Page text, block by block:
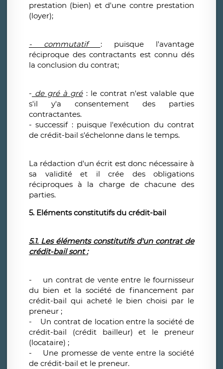
prestation (bien) et d'une contre prestation
(loyer);
- commutatif : puisque l'avantage
réciproque des contractants est connu dés
la conclusion du contrat;
- de gré à gré: le contrat n'est valable que
s'il y'a consentement des parties
contractantes.
- successif : puisque l'exécution du contrat
de crédit-bail s'échelonne dans le temps.
La rédaction d'un écrit est donc nécessaire à
sa validité et il crée des obligations
réciproques à la charge de chacune des
parties.
5. Eléments constitutifs du crédit-bail
5.1. Les éléments constitutifs d'un contrat de
crédit-bail sont :
- un contrat de vente entre le fournisseur
du bien et la société de financement par
crédit-bail qui acheté le bien choisi par le
preneur ;
- Un contrat de location entre la société de
crédit-bail (crédit bailleur) et le preneur
(locataire) ;
- Une promesse de vente entre la société
de crédit-bail et le preneur.